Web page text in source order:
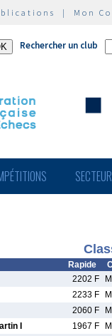
| Mon
Rechercher un club
Rapide
2202 F
2233 F
2060 F
I 1967 F